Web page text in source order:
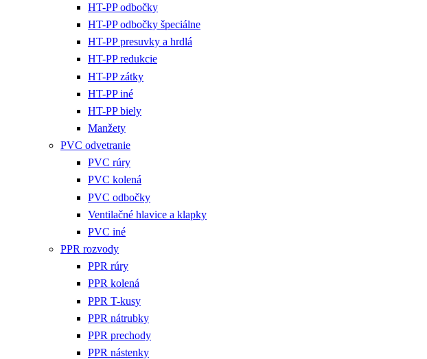
HT-PP odbočky
HT-PP odbočky špeciálne
HT-PP presuvky a hrdlá
HT-PP redukcie
HT-PP zátky
HT-PP iné
HT-PP biely
Manžety
PVC odvetranie
PVC rúry
PVC kolená
PVC odbočky
Ventilačné hlavice a klapky
PVC iné
PPR rozvody
PPR rúry
PPR kolená
PPR T-kusy
PPR nátrubky
PPR prechody
PPR nástenky